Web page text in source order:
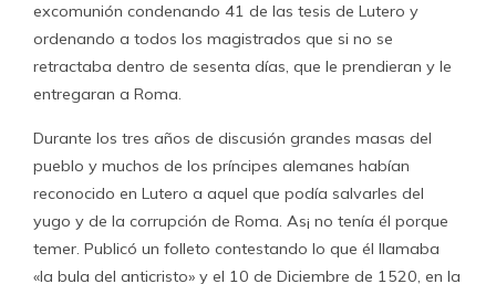
excomunión condenando 41 de las tesis de Lutero y
ordenando a todos los magistrados que si no se
retractaba dentro de sesenta días, que le prendieran y le
entregaran a Roma.
Durante los tres años de discusión grandes masas del
pueblo y muchos de los príncipes alemanes habían
reconocido en Lutero a aquel que podía salvarles del
yugo y de la corrupción de Roma. As¡ no tenía él porque
temer. Publicó un folleto contestando lo que él llamaba
«la bula del anticristo» y el 10 de Diciembre de 1520, en la